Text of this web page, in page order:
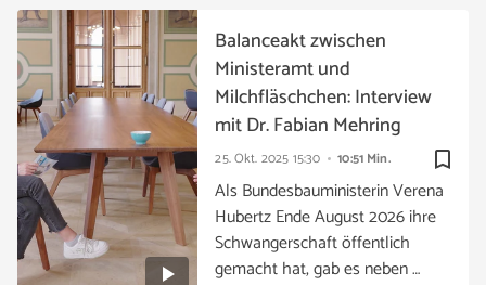
bookmark_border
25. Okt. 2025 15:30 10:51 Min.
Balanceakt zwischen
Ministeramt und
Milchfläschchen: Interview
mit Dr. Fabian Mehring
Als Bundesbauministerin Verena
Hubertz Ende August 2026 ihre
Schwangerschaft öffentlich
gemacht hat, gab es neben …